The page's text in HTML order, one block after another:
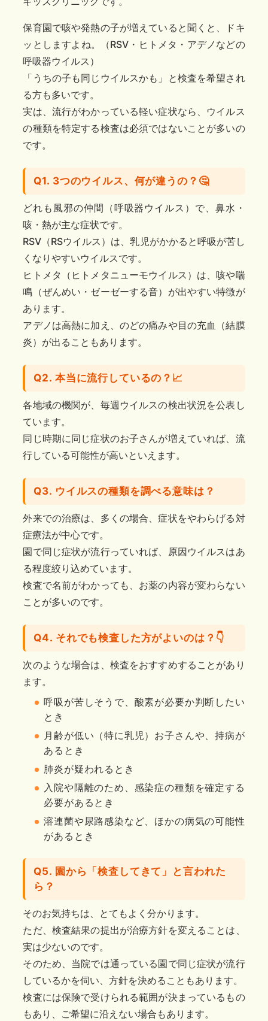
保育園で咳や発熱の子が増えていると聞くと、ドキ
ッとしますよね。（RSV・ヒトメタ・アデノなどの
呼吸器ウイルス）
「うちの子も同じウイルスかも」と検査を希望され
る方も多いです。
実は、流行がわかっている軽い症状なら、ウイルス
の種類を特定する検査は必須ではないことが多いの
です。
Q1. 3つのウイルス、何が違うの？🤔
どれも風邪の仲間（呼吸器ウイルス）で、鼻水・
咳・熱が主な症状です。
RSV（RSウイルス）は、乳児がかかると呼吸が苦し
くなりやすいウイルスです。
ヒトメタ（ヒトメタニューモウイルス）は、咳や喘
鳴（ぜんめい・ゼーゼーする音）が出やすい特徴が
あります。
アデノは高熱に加え、のどの痛みや目の充血（結膜
炎）が出ることもあります。
Q2. 本当に流行しているの？📈
各地域の機関が、毎週ウイルスの検出状況を公表し
ています。
同じ時期に同じ症状のお子さんが増えていれば、流
行している可能性が高いといえます。
Q3. ウイルスの種類を調べる意味は？
外来での治療は、多くの場合、症状をやわらげる対
症療法が中心です。
園で同じ症状が流行っていれば、原因ウイルスはあ
る程度絞り込めています。
検査で名前がわかっても、お薬の内容が変わらない
ことが多いのです。
Q4. それでも検査した方がよいのは？👇
次のような場合は、検査をおすすめすることがあり
ます。
呼吸が苦しそうで、酸素が必要か判断したい
とき
月齢が低い（特に乳児）お子さんや、持病が
あるとき
肺炎が疑われるとき
入院や隔離のため、感染症の種類を確定する
必要があるとき
溶連菌や尿路感染など、ほかの病気の可能性
があるとき
Q5. 園から「検査してきて」と言われた
ら？
そのお気持ちは、とてもよく分かります。
ただ、検査結果の提出が治療方針を変えることは、
実は少ないのです。
そのため、当院では通っている園で同じ症状が流行
しているかを伺い、方針を決めることもあります。
検査には保険で受けられる範囲が決まっているもの
もあり、ご希望に沿えない場合もあります。